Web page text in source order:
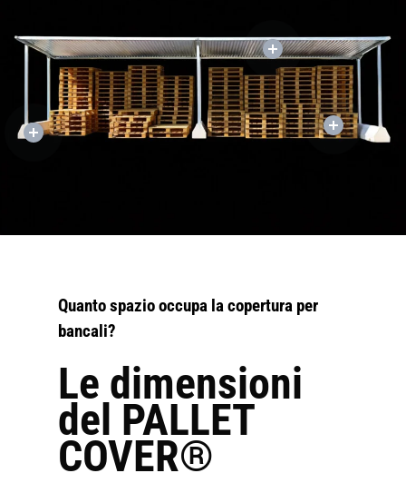
Quanto spazio occupa la copertura per
bancali?
Le dimensioni
del PALLET
COVER®